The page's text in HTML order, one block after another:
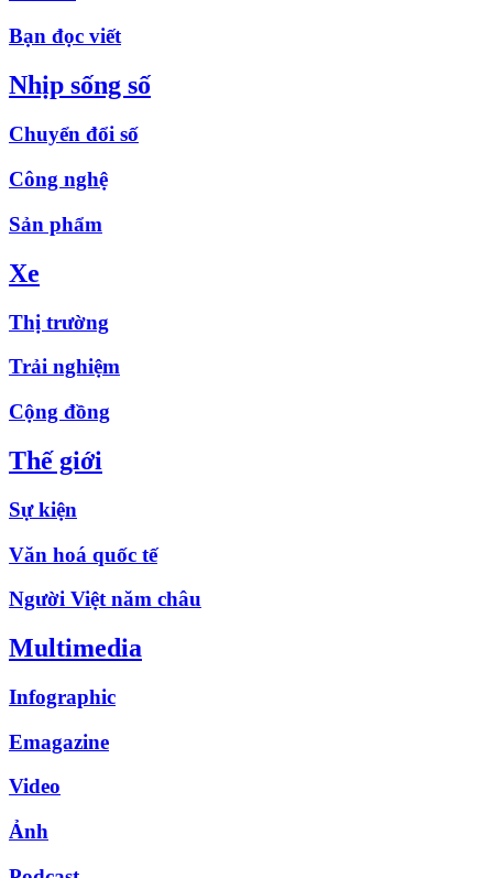
Bạn đọc viết
Nhịp sống số
Chuyển đổi số
Công nghệ
Sản phẩm
Xe
Thị trường
Trải nghiệm
Cộng đồng
Thế giới
Sự kiện
Văn hoá quốc tế
Người Việt năm châu
Multimedia
Infographic
Emagazine
Video
Ảnh